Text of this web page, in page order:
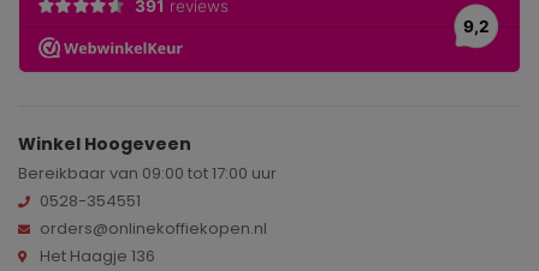
Winkel Hoogeveen
Bereikbaar van 09:00 tot 17:00 uur
0528-354551
orders@onlinekoffiekopen.nl
Het Haagje 136